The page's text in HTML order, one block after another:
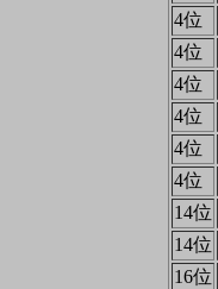
4位
4位
4位
4位
4位
4位
14位
14位
16位